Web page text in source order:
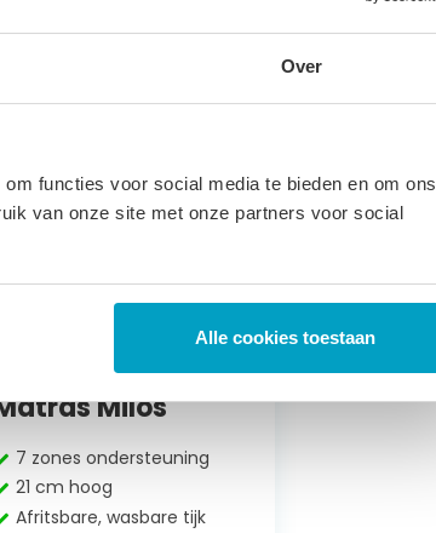
Over
functies voor social media te bieden en om ons
van onze site met onze partners voor social
Alle cookies toestaan
Koudschuim
Milos
7 zones ondersteuning
21 cm hoog
Afritsbare, wasbare tijk